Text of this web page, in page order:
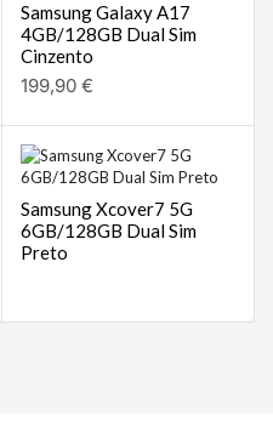
Samsung Galaxy A17
4GB/128GB Dual Sim
Cinzento
199,90 €
Samsung Xcover7 5G
6GB/128GB Dual Sim
Preto